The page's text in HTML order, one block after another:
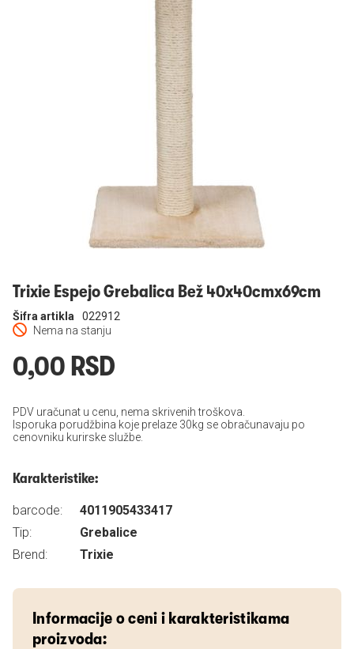
Trixie Espejo Grebalica Bež 40x40cmx69cm
Nema na stanju
Šifra artikla 022912
0,00 RSD
PDV uračunat u cenu, nema skrivenih troškova.
Isporuka porudžbina koje prelaze 30kg se obračunavaju po
cenovniku kurirske službe.
Karakteristike:
barcode:
4011905433417
Tip:
Grebalice
Brend:
Trixie
Informacije o ceni i karakteristikama
proizvoda: